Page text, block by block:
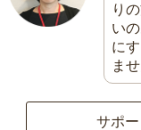
り
い
に
ま
サポ